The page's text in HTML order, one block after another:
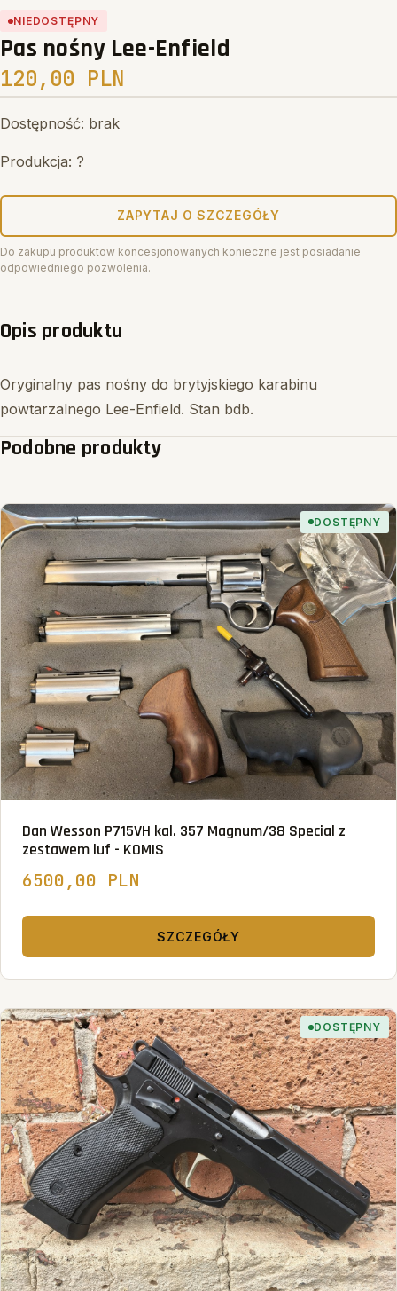
NIEDOSTĘPNY
Pas nośny Lee-Enfield
120,00 PLN
Dostępność: brak
Produkcja: ?
ZAPYTAJ O SZCZEGÓŁY
Do zakupu produktow koncesjonowanych konieczne jest posiadanie
odpowiedniego pozwolenia.
Opis produktu
Oryginalny pas nośny do brytyjskiego karabinu
powtarzalnego Lee-Enfield. Stan bdb.
Podobne produkty
DOSTĘPNY
Dan Wesson P715VH kal. 357 Magnum/38 Special z
zestawem luf - KOMIS
6500,00 PLN
SZCZEGÓŁY
DOSTĘPNY